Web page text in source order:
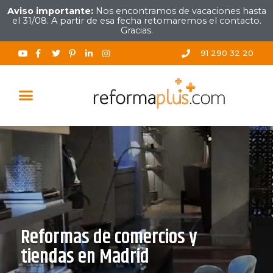
Aviso importante:Nos encontramos de vacaciones hasta
el 31/08. A partir de esa fecha retomaremos el contacto.
Gracias.
91 290 32 20
Reformas de comercios y
tiendas en Madrid